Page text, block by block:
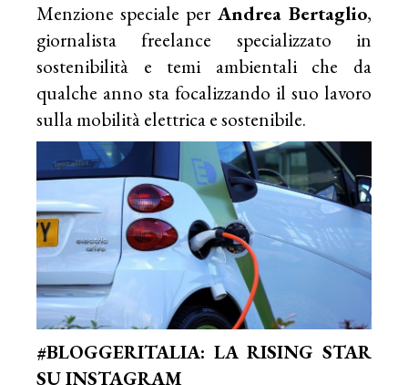
Menzione speciale per Andrea Bertaglio,
giornalista freelance specializzato in
sostenibilità e temi ambientali che da
qualche anno sta focalizzando il suo lavoro
sulla mobilità elettrica e sostenibile.
#BLOGGERITALIA: LA RISING STAR
SU INSTAGRAM